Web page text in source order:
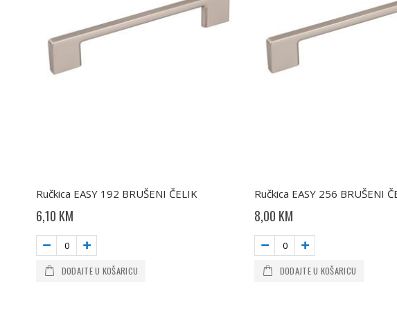
Ručkica EASY 192 BRUŠENI ČELIK
6,10 KM
DODAJTE U KOŠARICU
Ručkica EASY 256 BRUŠENI
8,00 KM
DODAJTE U KOŠARICU